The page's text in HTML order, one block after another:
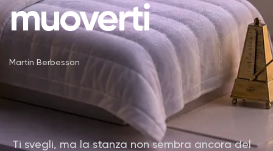
muoverti
Martin Berbesson
Ti svegli, ma la stanza non sembra ancora del